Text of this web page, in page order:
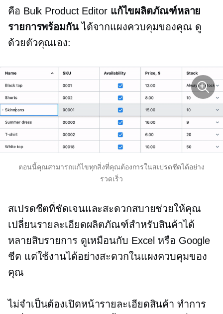
คือ Bulk Product Editor แก้ไขผลิตภัณฑ์หลาย
รายการพร้อมกันได้จากแผงควบคุมของคุณ ดู
ด้วยตัวคุณเอง:
ตอนนี้คุณสามารถแก้ไขทุกสิ่งที่คุณต้องการในสเปรดชีตได้อย่าง
รวดเร็ว
สเปรดชีตที่ชัดเจนและสะดวกสบายช่วยให้คุณ
เปลี่ยนรายละเอียดผลิตภัณฑ์สำหรับสินค้าได้
หลายสิบรายการ ดูเหมือนกับ Excel หรือ Google
ชีต แต่ใช้งานได้อย่างสะดวกในแผงควบคุมของ
คุณ
ไม่จำเป็นต้องเปิดหน้ารายละเอียดสินค้า ทำการ